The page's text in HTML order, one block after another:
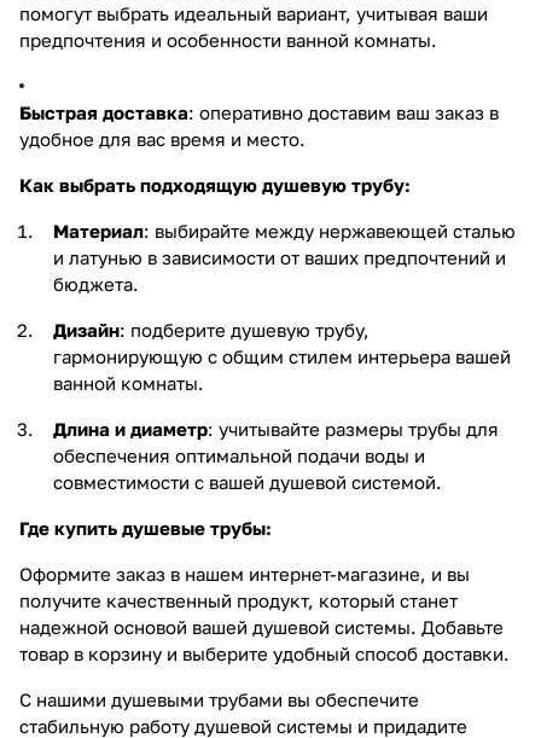
помогут выбрать идеальный вариант, учитывая ваши
предпочтения и особенности ванной комнаты.
Быстрая доставка: оперативно доставим ваш заказ в
удобное для вас время и место.
Как выбрать подходящую душевую трубу:
Материал: выбирайте между нержавеющей сталью
и латунью в зависимости от ваших предпочтений и
бюджета.
Дизайн: подберите душевую трубу,
гармонирующую с общим стилем интерьера вашей
ванной комнаты.
Длина и диаметр: учитывайте размеры трубы для
обеспечения оптимальной подачи воды и
совместимости с вашей душевой системой.
Где купить душевые трубы:
Оформите заказ в нашем интернет-магазине, и вы
получите качественный продукт, который станет
надежной основой вашей душевой системы. Добавьте
товар в корзину и выберите удобный способ доставки.
С нашими душевыми трубами вы обеспечите
стабильную работу душевой системы и придадите